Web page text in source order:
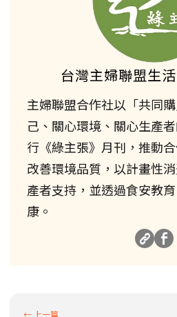
台灣主婦聯盟生
主婦聯盟合作社以「共同
己、關心環境、關心生產
行《綠主張》月刊，推動
改善環境品質，以計畫性
產者支持，並透過食安教
康。